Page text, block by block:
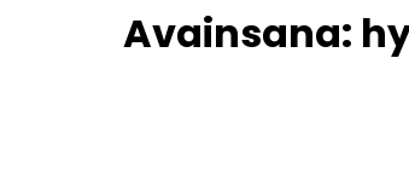
Avainsana: